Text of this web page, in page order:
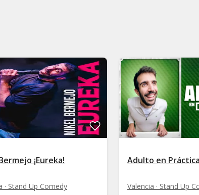
¡Eureka!
· Stand Up Comedy
Adulto en
Valencia · Stand Up